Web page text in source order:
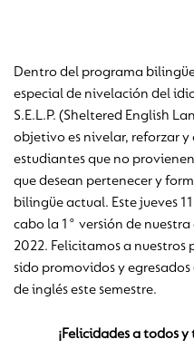
Dentro del programa
especial de nivelación del
S.E.L.P. (Sheltered English
objetivo es nivelar, reforzar
estudiantes que no
que desean pertenecer y
bilingüe actual. Este jueves
cabo la 1° versión de
2022. Felicitamos a nuestros
sido promovidos y
de inglés este semestre.
¡Felicidades a todos